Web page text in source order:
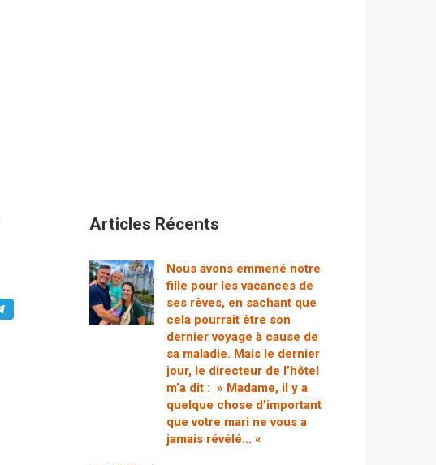
Articles Récents
Nous avons emmené notre
fille pour les vacances de
ses rêves, en sachant que
cela pourrait être son
dernier voyage à cause de
sa maladie. Mais le dernier
jour, le directeur de l’hôtel
m’a dit : » Madame, il y a
quelque chose d’important
que votre mari ne vous a
jamais révélé… «